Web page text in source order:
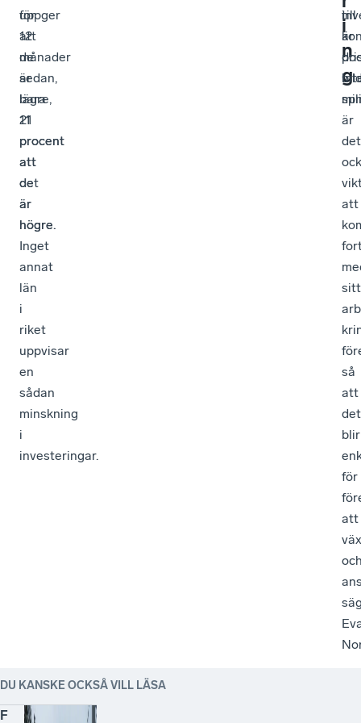
uppger
att
de
är
lägre,
21
procent
att
de
är
högre.
Inget
annat
län
i
riket
uppvisar
en
sådan
minskning
i
investeringar.
för
12
månader
sedan,
bara
11
procent
att
det
är
högre.
i
n
g
är
till
är
det
att
sitt
så
att
det
blir
för
att
DU KANSKE OCKSÅ VILL LÄSA
F